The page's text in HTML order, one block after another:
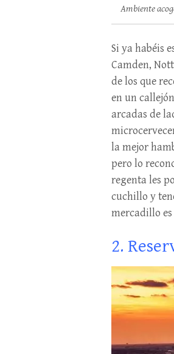
Ambiente
Si ya habéis
Camden,
de los que
en un
arcadas de
la mejor
pero lo
regenta les
cuchillo y
mercadillo
2.